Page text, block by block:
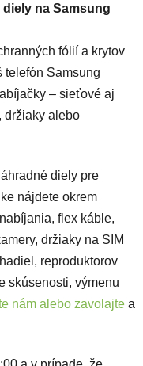
na Samsung
fólií a krytov
telefón Samsung
– sieťové aj
držiaky alebo
diely pre
nájdete okrem
flex káble,
držiaky na SIM
reproduktorov
skúsenosti, výmenu
nám alebo zavolajte a